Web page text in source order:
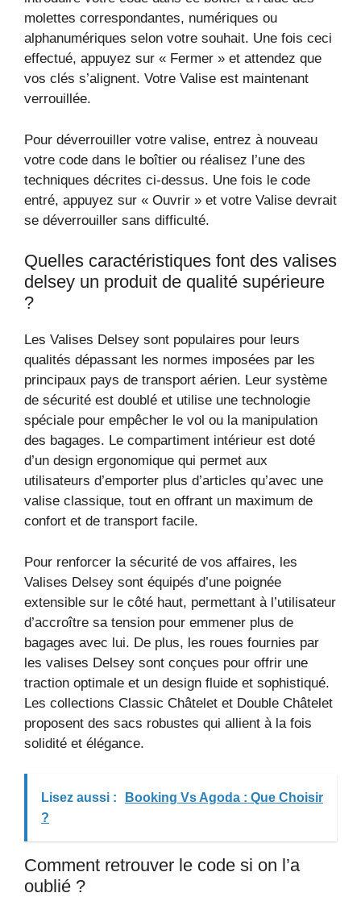
molettes correspondantes, numériques ou
alphanumériques selon votre souhait. Une fois ceci
effectué, appuyez sur « Fermer » et attendez que
vos clés s’alignent. Votre Valise est maintenant
verrouillée.
Pour déverrouiller votre valise, entrez à nouveau
votre code dans le boîtier ou réalisez l’une des
techniques décrites ci-dessus. Une fois le code
entré, appuyez sur « Ouvrir » et votre Valise devrait
se déverrouiller sans difficulté.
Quelles caractéristiques font des valises
delsey un produit de qualité supérieure
?
Les Valises Delsey sont populaires pour leurs
qualités dépassant les normes imposées par les
principaux pays de transport aérien. Leur système
de sécurité est doublé et utilise une technologie
spéciale pour empêcher le vol ou la manipulation
des bagages. Le compartiment intérieur est doté
d’un design ergonomique qui permet aux
utilisateurs d’emporter plus d’articles qu’avec une
valise classique, tout en offrant un maximum de
confort et de transport facile.
Pour renforcer la sécurité de vos affaires, les
Valises Delsey sont équipés d’une poignée
extensible sur le côté haut, permettant à l’utilisateur
d’accroître sa tension pour emmener plus de
bagages avec lui. De plus, les roues fournies par
les valises Delsey sont conçues pour offrir une
traction optimale et un design fluide et sophistiqué.
Les collections Classic Châtelet et Double Châtelet
proposent des sacs robustes qui allient à la fois
solidité et élégance.
Lisez aussi :
Booking Vs Agoda : Que Choisir
?
Comment retrouver le code si on l’a
oublié ?